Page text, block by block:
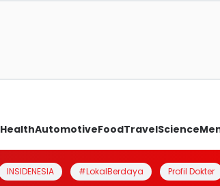
HealthAutomotiveFoodTravelScience
INSIDENESIA #LokalBerdaya Profil Dokter